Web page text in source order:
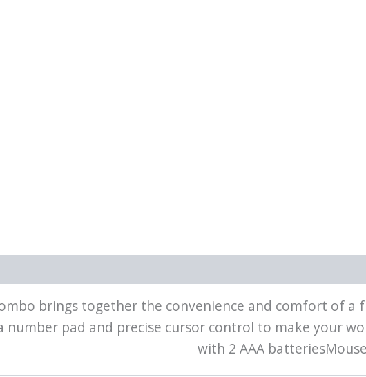
brings together the convenience and comfort of
number pad and precise cursor control to make your
with 2 AAA